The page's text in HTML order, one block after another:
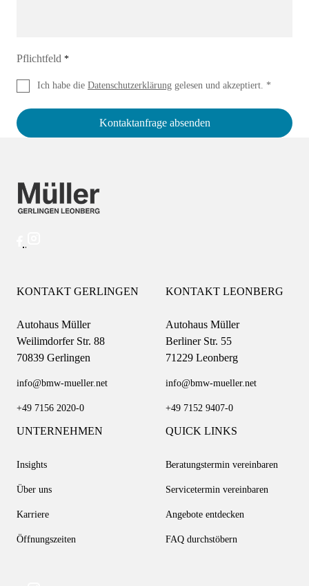
Pflichtfeld *
Ich habe die Datenschutzerklärung gelesen und akzeptiert. *
KONTAKT GERLINGEN
Autohaus Müller
Weilimdorfer Str. 88
70839 Gerlingen
info@bmw-mueller.net
+49 7156 2020-0
KONTAKT LEONBERG
Autohaus Müller
Berliner Str. 55
71229 Leonberg
info@bmw-mueller.net
+49 7152 9407-0
UNTERNEHMEN
Insights
Über uns
Karriere
Öffnungszeiten
QUICK LINKS
Beratungstermin vereinbaren
Servicetermin vereinbaren
Angebote entdecken
FAQ durchstöbern